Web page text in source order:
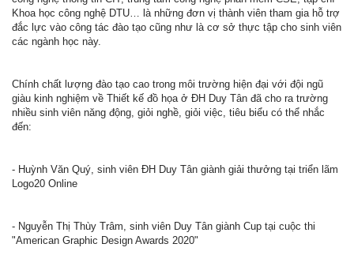
Khoa học công nghệ DTU… là những đơn vị thành viên tham gia hỗ trợ
đắc lực vào công tác đào tạo cũng như là cơ sở thực tập cho sinh viên
các ngành học này.
Chính chất lượng đào tạo cao trong môi trường hiện đại với đội ngũ
giàu kinh nghiệm về Thiết kế đồ họa ở ĐH Duy Tân đã cho ra trường
nhiều sinh viên năng động, giỏi nghề, giỏi việc, tiêu biểu có thể nhắc
đến:
- Huỳnh Văn Quý, sinh viên ĐH Duy Tân giành giải thưởng tại triển lãm
Logo20 Online
- Nguyễn Thị Thùy Trâm, sinh viên Duy Tân giành Cup tại cuộc thi
"American Graphic Design Awards 2020"